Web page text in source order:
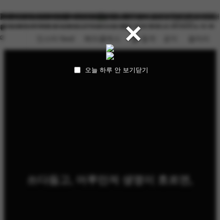
🏆 합격ㆍ공지
쓰다듬고, 어루만져 생명이 흐르면,
그 흙이 자라 꿈이 되다!
🚀역대급 릴레이시범 🔥실전 전국연합시험 - 헤라클레스 조소학원 - 홍대
@herajoso 강남 @gangnam_hercules 헤라에스 @fun_sculpture 🫶역
대급 릴레이 라이브 시범 EVENT!🔥
여름방학이 마무리되는 8/16 일요일!!
입시생여러분 힘내세요~~
[헤라클레스 조소학원] 🫶역대급 릴레이 라이브 시범 EVENT!🔥
🔥 2026 헤라클레스 조소학원 전국연합시험 !!🔥
서울대, 이대 조소과 입시 전문 헤라에스클레스조소학원입니다. 서울대
이대 조소과 입시는 어떤지 궁금하시다면?
서울대 3명 합격! (인문계2 + 예고1) - 2026학년도 결과가 발표되고 있습
니다. 헤라클레스조소학원은 올해도 결과로 이야기합니다.
2026학년도 결과가 발표되고 있습니다. 헤라클레스조소학원은 올해도
결과로 이야기합니다.
서울시립대 13명 합격! - 합격을 축하합니다 2026학년도 정시 최초합격
자 발표일이 마무리되었습니다. 앞으로 예비번호를 받은 학생들에게 합
격 소식이 이어지기를 간절히 기도하며 기다리겠습?
😍헤라클레스 워크샵😍 홍대본원과 강남헤라클레스가 워크샵을 다녀왔
습니다!
×
오늘 하루 안 보기 닫기